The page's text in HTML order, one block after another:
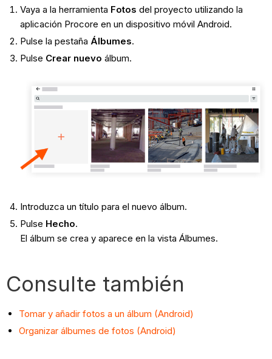
Vaya a la herramienta Fotos del proyecto utilizando la
aplicación Procore en un dispositivo móvil Android.
Pulse la pestaña Álbumes.
Pulse Crear nuevo álbum.
Introduzca un título para el nuevo álbum.
Pulse Hecho.
El álbum se crea y aparece en la vista Álbumes.
Consulte también
Tomar y añadir fotos a un álbum (Android)
Organizar álbumes de fotos (Android)